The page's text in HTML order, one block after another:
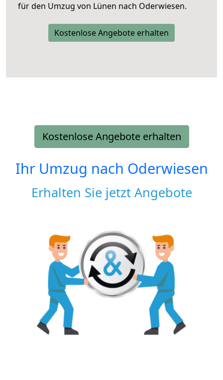
für den Umzug von Lünen nach Oderwiesen.
Kostenlose Angebote erhalten
Kostenlose Angebote erhalten
Ihr Umzug nach Oderwiesen
Erhalten Sie jetzt Angebote